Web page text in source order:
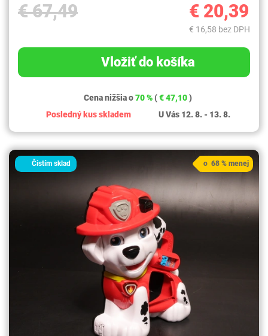
€ 67,49 € 20,39
€ 16,58 bez DPH
Vložiť do košíka
Cena nižšia o70 % (€ 47,10)
Posledný kus skladem
U Vás 12. 8. - 13. 8.
Čistím sklad o 68 % menej